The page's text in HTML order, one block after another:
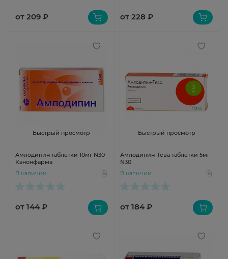
от 209 ₽ от 228 ₽
Быстрый просмотр
Амлодипин таблетки 10мг N30
Канонфарма
В наличии
от 144 ₽
Быстрый просмотр
Амлодипин-Тева таблетки 5мг
N30
В наличии
от 184 ₽